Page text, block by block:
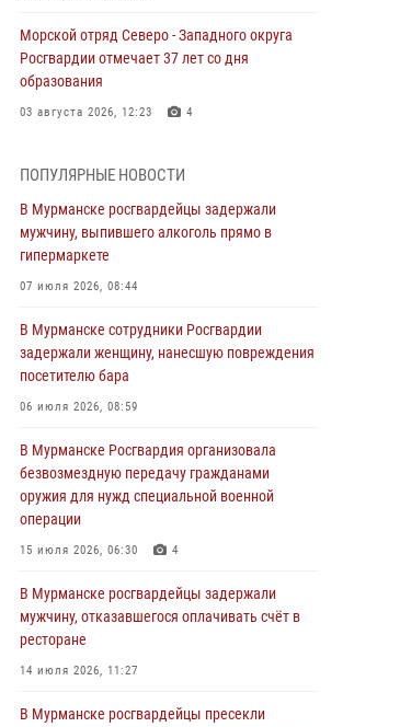
Морской отряд Северо - Западного округа
Росгвардии отмечает 37 лет со дня
образования
03 августа 2026, 12:23 4
Росгвардии пресекли хулиганские действия
дебошира на автозаправочной станции
03 августа 2026, 09:12
по антитеррористической защищенности для
преддверии выборов
31 июля 2026, 08:48
Сотрудники Росгвардии задержали мужчину,
не оплатившего счет в ресторане
30 июля 2026, 14:09
В Управлении Росгвардии по Мурманской
занятие совместно с МЧС России
30 июля 2026, 14:05
посвященное Дню памяти святого
ПОПУЛЯРНЫЕ НОВОСТИ
В Мурманске росгвардейцы задержали
мужчину, выпившего алкоголь прямо в
гипермаркете
07 июля 2026, 08:44
В Мурманске сотрудники Росгвардии
задержали женщину, нанесшую повреждения
посетителю бара
06 июля 2026, 08:59
В Мурманске Росгвардия организовала
безвозмездную передачу гражданами
оружия для нужд специальной военной
операции
15 июля 2026, 06:30 4
В Мурманске росгвардейцы задержали
мужчину, отказавшегося оплачивать счёт в
ресторане
14 июля 2026, 11:27
В Мурманске росгвардейцы пресекли